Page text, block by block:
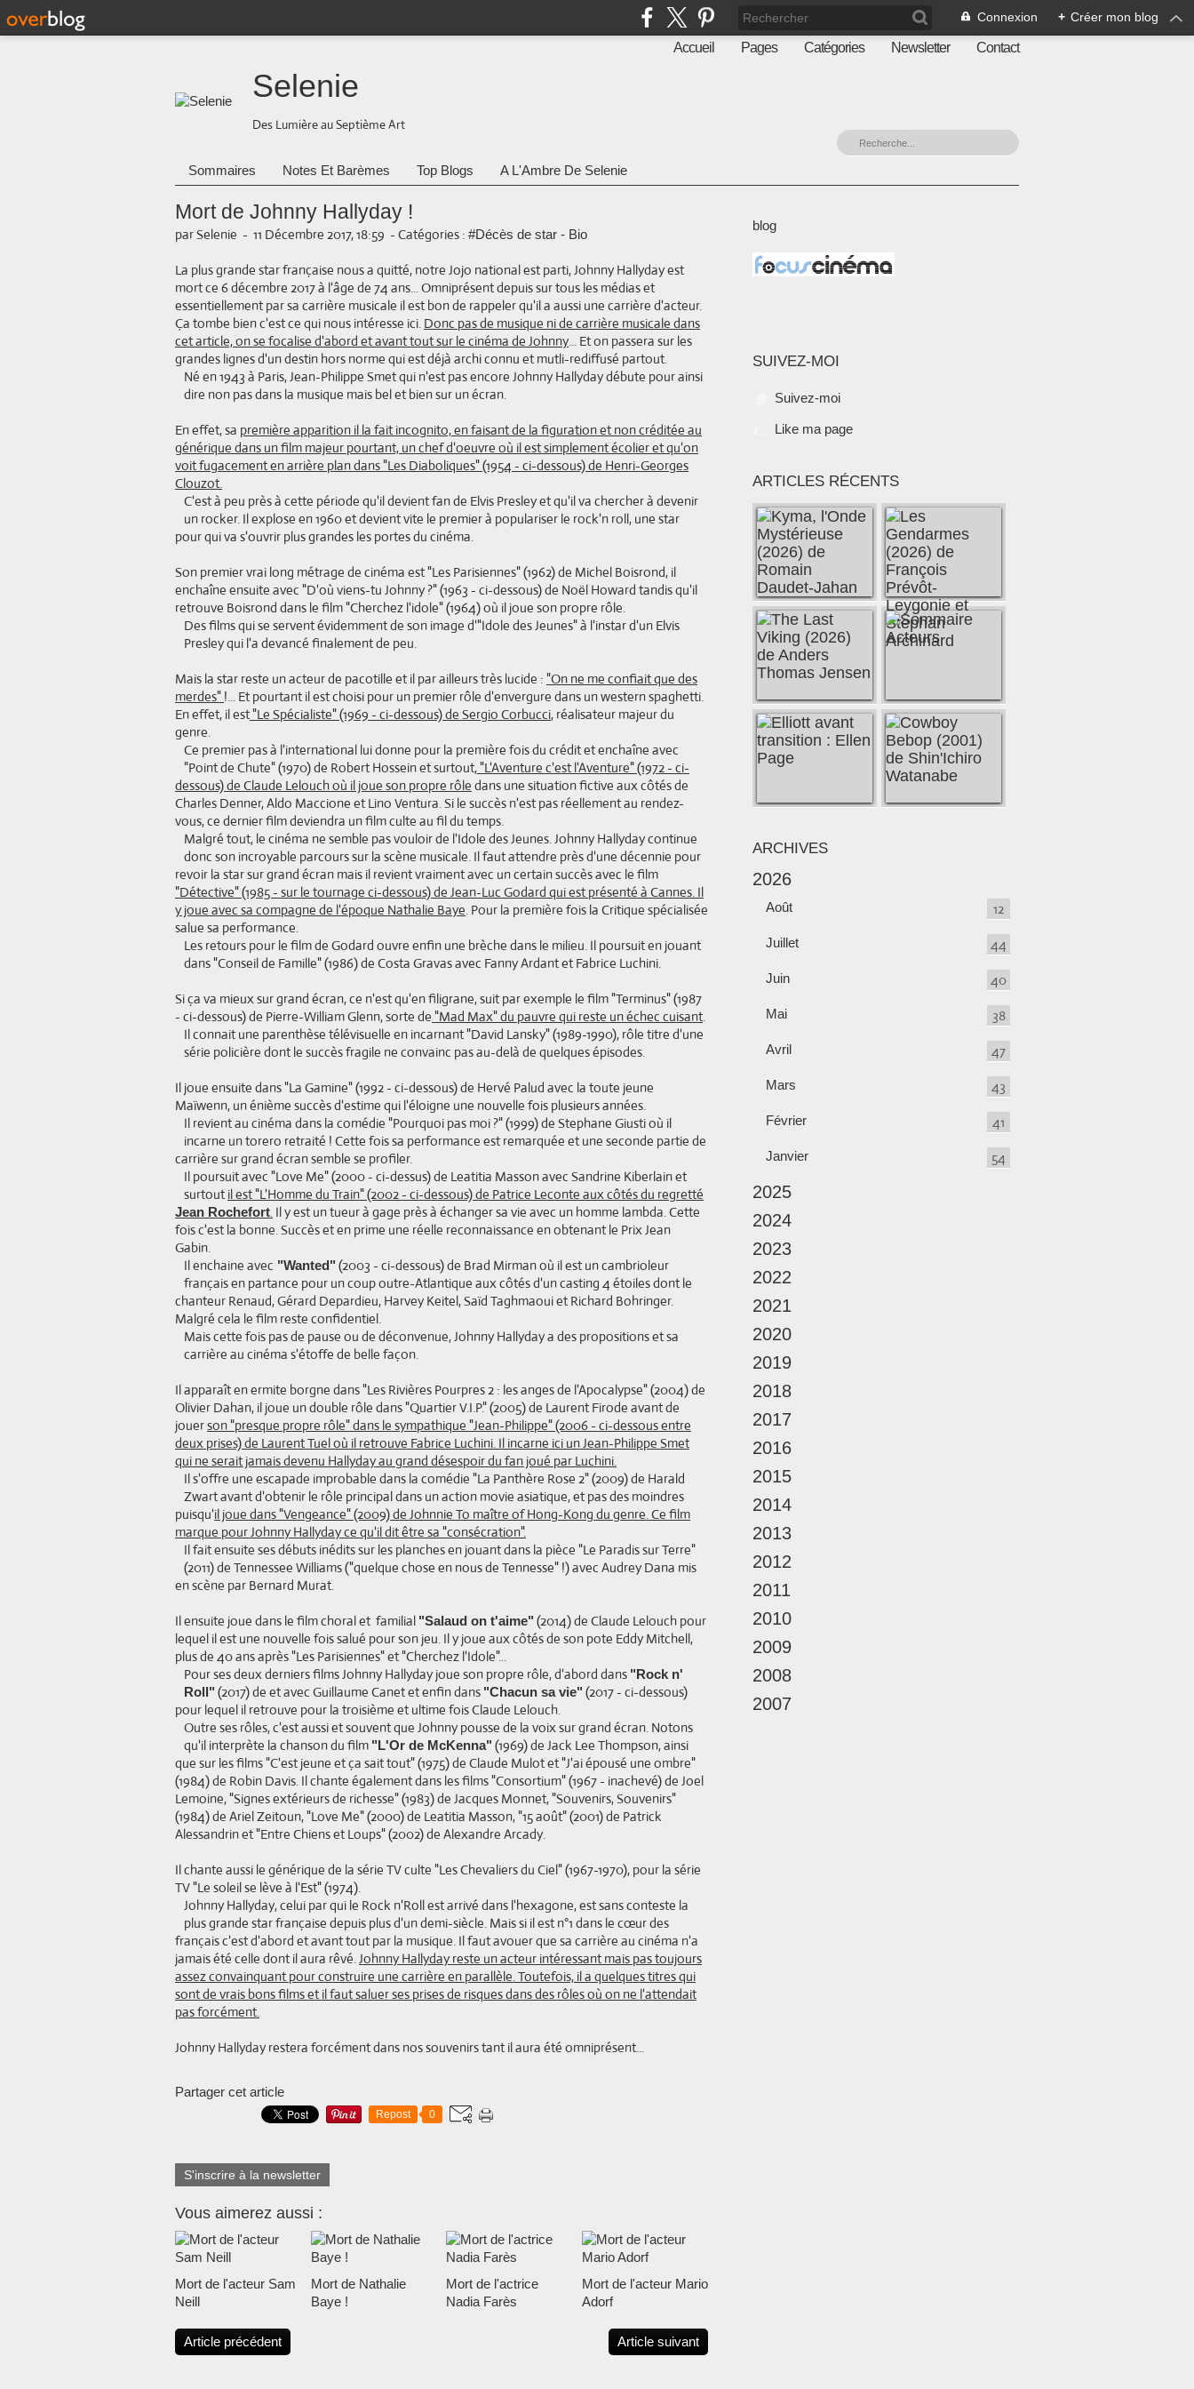
Connexion + Créer mon blog
Accueil Pages Catégories Newsletter Contact
Selenie
Des Lumière au Septième Art
Sommaires Notes Et Barèmes Top Blogs A L'Ambre De Selenie
Mort de Johnny Hallyday !
par Selenie - 11 Décembre 2017, 18:59 - Catégories : #Décès de star - Bio
La plus grande star française nous a quitté, notre Jojo national est parti, Johnny Hallyday est
mort ce 6 décembre 2017 à l'âge de 74 ans... Omniprésent depuis sur tous les médias et
essentiellement par sa carrière musicale il est bon de rappeler qu'il a aussi une carrière d'acteur.
Ça tombe bien c'est ce qui nous intéresse ici. Donc pas de musique ni de carrière musicale dans
cet article, on se focalise d'abord et avant tout sur le cinéma de Johnny... Et on passera sur les
grandes lignes d'un destin hors norme qui est déjà archi connu et mutli-rediffusé partout.
Né en 1943 à Paris, Jean-Philippe Smet qui n'est pas encore Johnny Hallyday débute pour ainsi
dire non pas dans la musique mais bel et bien sur un écran.
En effet, sa première apparition il la fait incognito, en faisant de la figuration et non créditée au
générique dans un film majeur pourtant, un chef d'oeuvre où il est simplement écolier et qu'on
voit fugacement en arrière plan dans "Les Diaboliques" (1954 - ci-dessous) de Henri-Georges
Clouzot.
C'est à peu près à cette période qu'il devient fan de Elvis Presley et qu'il va chercher à devenir
un rocker. Il explose en 1960 et devient vite le premier à populariser le rock'n roll, une star
pour qui va s'ouvrir plus grandes les portes du cinéma.
Son premier vrai long métrage de cinéma est "Les Parisiennes" (1962) de Michel Boisrond, il
enchaîne ensuite avec "D'où viens-tu Johnny ?" (1963 - ci-dessous) de Noël Howard tandis qu'il
retrouve Boisrond dans le film "Cherchez l'idole" (1964) où il joue son propre rôle.
Des films qui se servent évidemment de son image d'"Idole des Jeunes" à l'instar d'un Elvis
Presley qui l'a devancé finalement de peu.
Mais la star reste un acteur de pacotille et il par ailleurs très lucide : "On ne me confiait que des
merdes" !... Et pourtant il est choisi pour un premier rôle d'envergure dans un western spaghetti.
En effet, il est "Le Spécialiste" (1969 - ci-dessous) de Sergio Corbucci, réalisateur majeur du
genre.
Ce premier pas à l'international lui donne pour la première fois du crédit et enchaîne avec
"Point de Chute" (1970) de Robert Hossein et surtout, "L'Aventure c'est l'Aventure" (1972 - ci-
dessous) de Claude Lelouch où il joue son propre rôle dans une situation fictive aux côtés de
Charles Denner, Aldo Maccione et Lino Ventura. Si le succès n'est pas réellement au rendez-
vous, ce dernier film deviendra un film culte au fil du temps.
Malgré tout, le cinéma ne semble pas vouloir de l'Idole des Jeunes. Johnny Hallyday continue
donc son incroyable parcours sur la scène musicale. Il faut attendre près d'une décennie pour
revoir la star sur grand écran mais il revient vraiment avec un certain succès avec le film
"Détective" (1985 - sur le tournage ci-dessous) de Jean-Luc Godard qui est présenté à Cannes. Il
y joue avec sa compagne de l'époque Nathalie Baye. Pour la première fois la Critique spécialisée
salue sa performance.
Les retours pour le film de Godard ouvre enfin une brèche dans le milieu. Il poursuit en jouant
dans "Conseil de Famille" (1986) de Costa Gravas avec Fanny Ardant et Fabrice Luchini.
Si ça va mieux sur grand écran, ce n'est qu'en filigrane, suit par exemple le film "Terminus" (1987
- ci-dessous) de Pierre-William Glenn, sorte de "Mad Max" du pauvre qui reste un échec cuisant.
Il connait une parenthèse télévisuelle en incarnant "David Lansky" (1989-1990), rôle titre d'une
série policière dont le succès fragile ne convainc pas au-delà de quelques épisodes.
Il joue ensuite dans "La Gamine" (1992 - ci-dessous) de Hervé Palud avec la toute jeune
Maïwenn, un énième succès d'estime qui l'éloigne une nouvelle fois plusieurs années.
Il revient au cinéma dans la comédie "Pourquoi pas moi ?" (1999) de Stephane Giusti où il
incarne un torero retraité ! Cette fois sa performance est remarquée et une seconde partie de
carrière sur grand écran semble se profiler.
Il poursuit avec "Love Me" (2000 - ci-dessus) de Leatitia Masson avec Sandrine Kiberlain et
surtout il est "L'Homme du Train" (2002 - ci-dessous) de Patrice Leconte aux côtés du regretté
Jean Rochefort. Il y est un tueur à gage près à échanger sa vie avec un homme lambda. Cette
fois c'est la bonne. Succès et en prime une réelle reconnaissance en obtenant le Prix Jean
Gabin.
Il enchaine avec "Wanted" (2003 - ci-dessous) de Brad Mirman où il est un cambrioleur
français en partance pour un coup outre-Atlantique aux côtés d'un casting 4 étoiles dont le
chanteur Renaud, Gérard Depardieu, Harvey Keitel, Saïd Taghmaoui et Richard Bohringer.
Malgré cela le film reste confidentiel.
Mais cette fois pas de pause ou de déconvenue, Johnny Hallyday a des propositions et sa
carrière au cinéma s'étoffe de belle façon.
Il apparaît en ermite borgne dans "Les Rivières Pourpres 2 : les anges de l'Apocalypse" (2004) de
Olivier Dahan, il joue un double rôle dans "Quartier V.I.P." (2005) de Laurent Firode avant de
jouerson "presque propre rôle" dans le sympathique "Jean-Philippe" (2006 - ci-dessous entre
deux prises) de Laurent Tuel où il retrouve Fabrice Luchini. Il incarne ici un Jean-Philippe Smet
qui ne serait jamais devenu Hallyday au grand désespoir du fan joué par Luchini.
Il s'offre une escapade improbable dans la comédie "La Panthère Rose 2" (2009) de Harald
Zwart avant d'obtenir le rôle principal dans un action movie asiatique, et pas des moindres
puisqu'il joue dans "Vengeance" (2009) de Johnnie To maître of Hong-Kong du genre. Ce film
marque pour Johnny Hallyday ce qu'il dit être sa "consécration".
Il fait ensuite ses débuts inédits sur les planches en jouant dans la pièce "Le Paradis sur Terre"
(2011) de Tennessee Williams ("quelque chose en nous de Tennesse" !) avec Audrey Dana mis
en scène par Bernard Murat.
Il ensuite joue dans le film choral et familial "Salaud on t'aime" (2014) de Claude Lelouch pour
lequel il est une nouvelle fois salué pour son jeu. Il y joue aux côtés de son pote Eddy Mitchell,
plus de 40 ans après "Les Parisiennes" et "Cherchez l'Idole"...
Pour ses deux derniers films Johnny Hallyday joue son propre rôle, d'abord dans "Rock n'
Roll" (2017) de et avec Guillaume Canet et enfin dans "Chacun sa vie" (2017 - ci-dessous)
pour lequel il retrouve pour la troisième et ultime fois Claude Lelouch.
Outre ses rôles, c'est aussi et souvent que Johnny pousse de la voix sur grand écran. Notons
qu'il interprète la chanson du film "L'Or de McKenna" (1969) de Jack Lee Thompson, ainsi
que sur les films "C'est jeune et ça sait tout" (1975) de Claude Mulot et "J'ai épousé une ombre"
(1984) de Robin Davis. Il chante également dans les films "Consortium" (1967 - inachevé) de Joel
Lemoine, "Signes extérieurs de richesse" (1983) de Jacques Monnet, "Souvenirs, Souvenirs"
(1984) de Ariel Zeitoun, "Love Me" (2000) de Leatitia Masson, "15 août" (2001) de Patrick
Alessandrin et "Entre Chiens et Loups" (2002) de Alexandre Arcady.
Il chante aussi le générique de la série TV culte "Les Chevaliers du Ciel" (1967-1970), pour la série
TV "Le soleil se lève à l'Est" (1974).
Johnny Hallyday, celui par qui le Rock n'Roll est arrivé dans l'hexagone, est sans conteste la
plus grande star française depuis plus d'un demi-siècle. Mais si il est n°1 dans le cœur des
français c'est d'abord et avant tout par la musique. Il faut avouer que sa carrière au cinéma n'a
jamais été celle dont il aura rêvé.Johnny Hallyday reste un acteur intéressant mais pas toujours
assez convainquant pour construire une carrière en parallèle. Toutefois, il a quelques titres qui
sont de vrais bons films et il faut saluer ses prises de risques dans des rôles où on ne l'attendait
pas forcément.
Johnny Hallyday restera forcément dans nos souvenirs tant il aura été omniprésent...
Partager cet article
Repost 0
S'inscrire à la newsletter
Vous aimerez aussi :
Mort de l'acteur Sam
Neill
Mort de Nathalie
Baye !
Mort de l'actrice
Nadia Farès
Mort de l'acteur Mario
Adorf
Article précédent Article suivant
blog
SUIVEZ-MOI
Suivez-moi
Like ma page
ARTICLES RÉCENTS
ARCHIVES
2026
Août 12
Juillet 44
Juin 40
Mai 38
Avril 47
Mars 43
Février 41
Janvier 54
2025
2024
2023
2022
2021
2020
2019
2018
2017
2016
2015
2014
2013
2012
2011
2010
2009
2008
2007